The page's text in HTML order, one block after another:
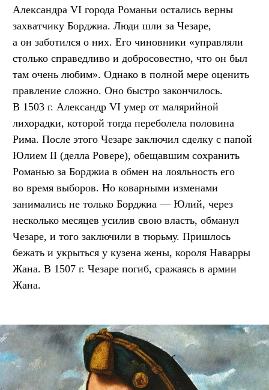
Александра VI города Романьи остались верны
захватчику Борджиа. Люди шли за Чезаре,
а он заботился о них. Его чиновники «управляли
столько справедливо и добросовестно, что он был
там очень любим». Однако в полной мере оценить
правление сложно. Оно быстро закончилось.
В 1503 г. Александр VI умер от малярийной
лихорадки, которой тогда переболела половина
Рима. После этого Чезаре заключил сделку с папой
Юлием II (делла Ровере), обещавшим сохранить
Романью за Борджиа в обмен на лояльность его
во время выборов. Но коварными изменами
занимались не только Борджиа — Юлий, через
несколько месяцев усилив свою власть, обманул
Чезаре, и того заключили в тюрьму. Пришлось
бежать и укрыться у кузена жены, короля Наварры
Жана. В 1507 г. Чезаре погиб, сражаясь в армии
Жана.